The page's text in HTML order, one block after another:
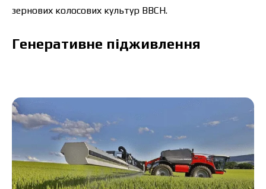
зернових колосових культур ВВСН.
Генеративне підживлення